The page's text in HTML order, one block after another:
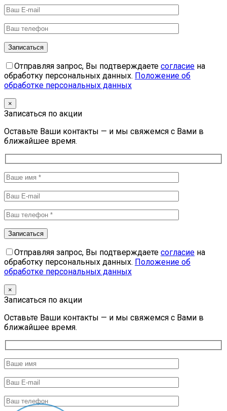
Отправляя запрос, Вы подтверждаете согласие на
обработку персональных данных. Положение об
обработке персональных данных
×
Записаться по акции
Оставьте Ваши контакты — и мы свяжемся с Вами в
ближайшее время.
Отправляя запрос, Вы подтверждаете согласие на
обработку персональных данных. Положение об
обработке персональных данных
×
Записаться по акции
Оставьте Ваши контакты — и мы свяжемся с Вами в
ближайшее время.